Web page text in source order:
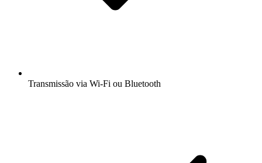
Transmissão via Wi-Fi ou Bluetooth